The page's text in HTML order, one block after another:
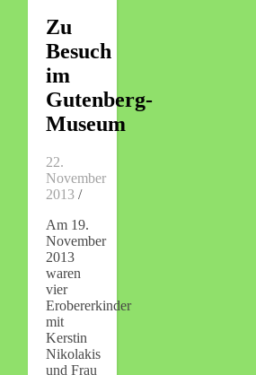
Zu
Besuch
im
Gutenberg-
Museum
22.
November
2013 /
Am 19.
November
2013
waren
vier
Erobererkinder
mit
Kerstin
Nikolakis
und Frau